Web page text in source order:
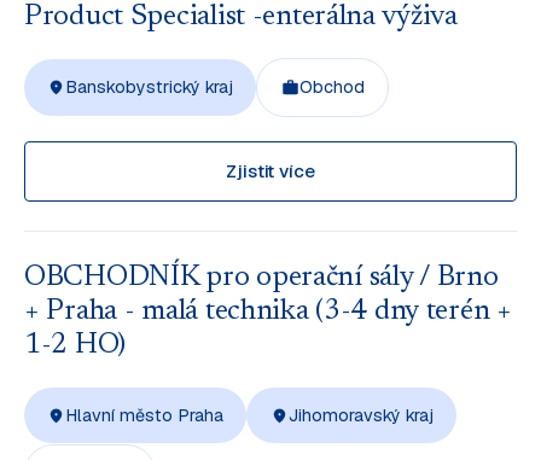
Product Specialist -enterálna výživa
Banskobystrický kraj Obchod
Zjistit více
OBCHODNÍK pro operační sály / Brno
+ Praha - malá technika (3-4 dny terén +
1-2 HO)
Hlavní město Praha Jihomoravský kraj